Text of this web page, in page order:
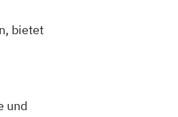
bietet
und